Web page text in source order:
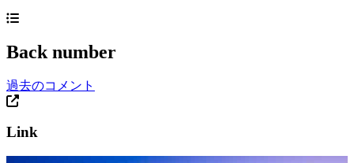
Back number
過去のコメント
Link